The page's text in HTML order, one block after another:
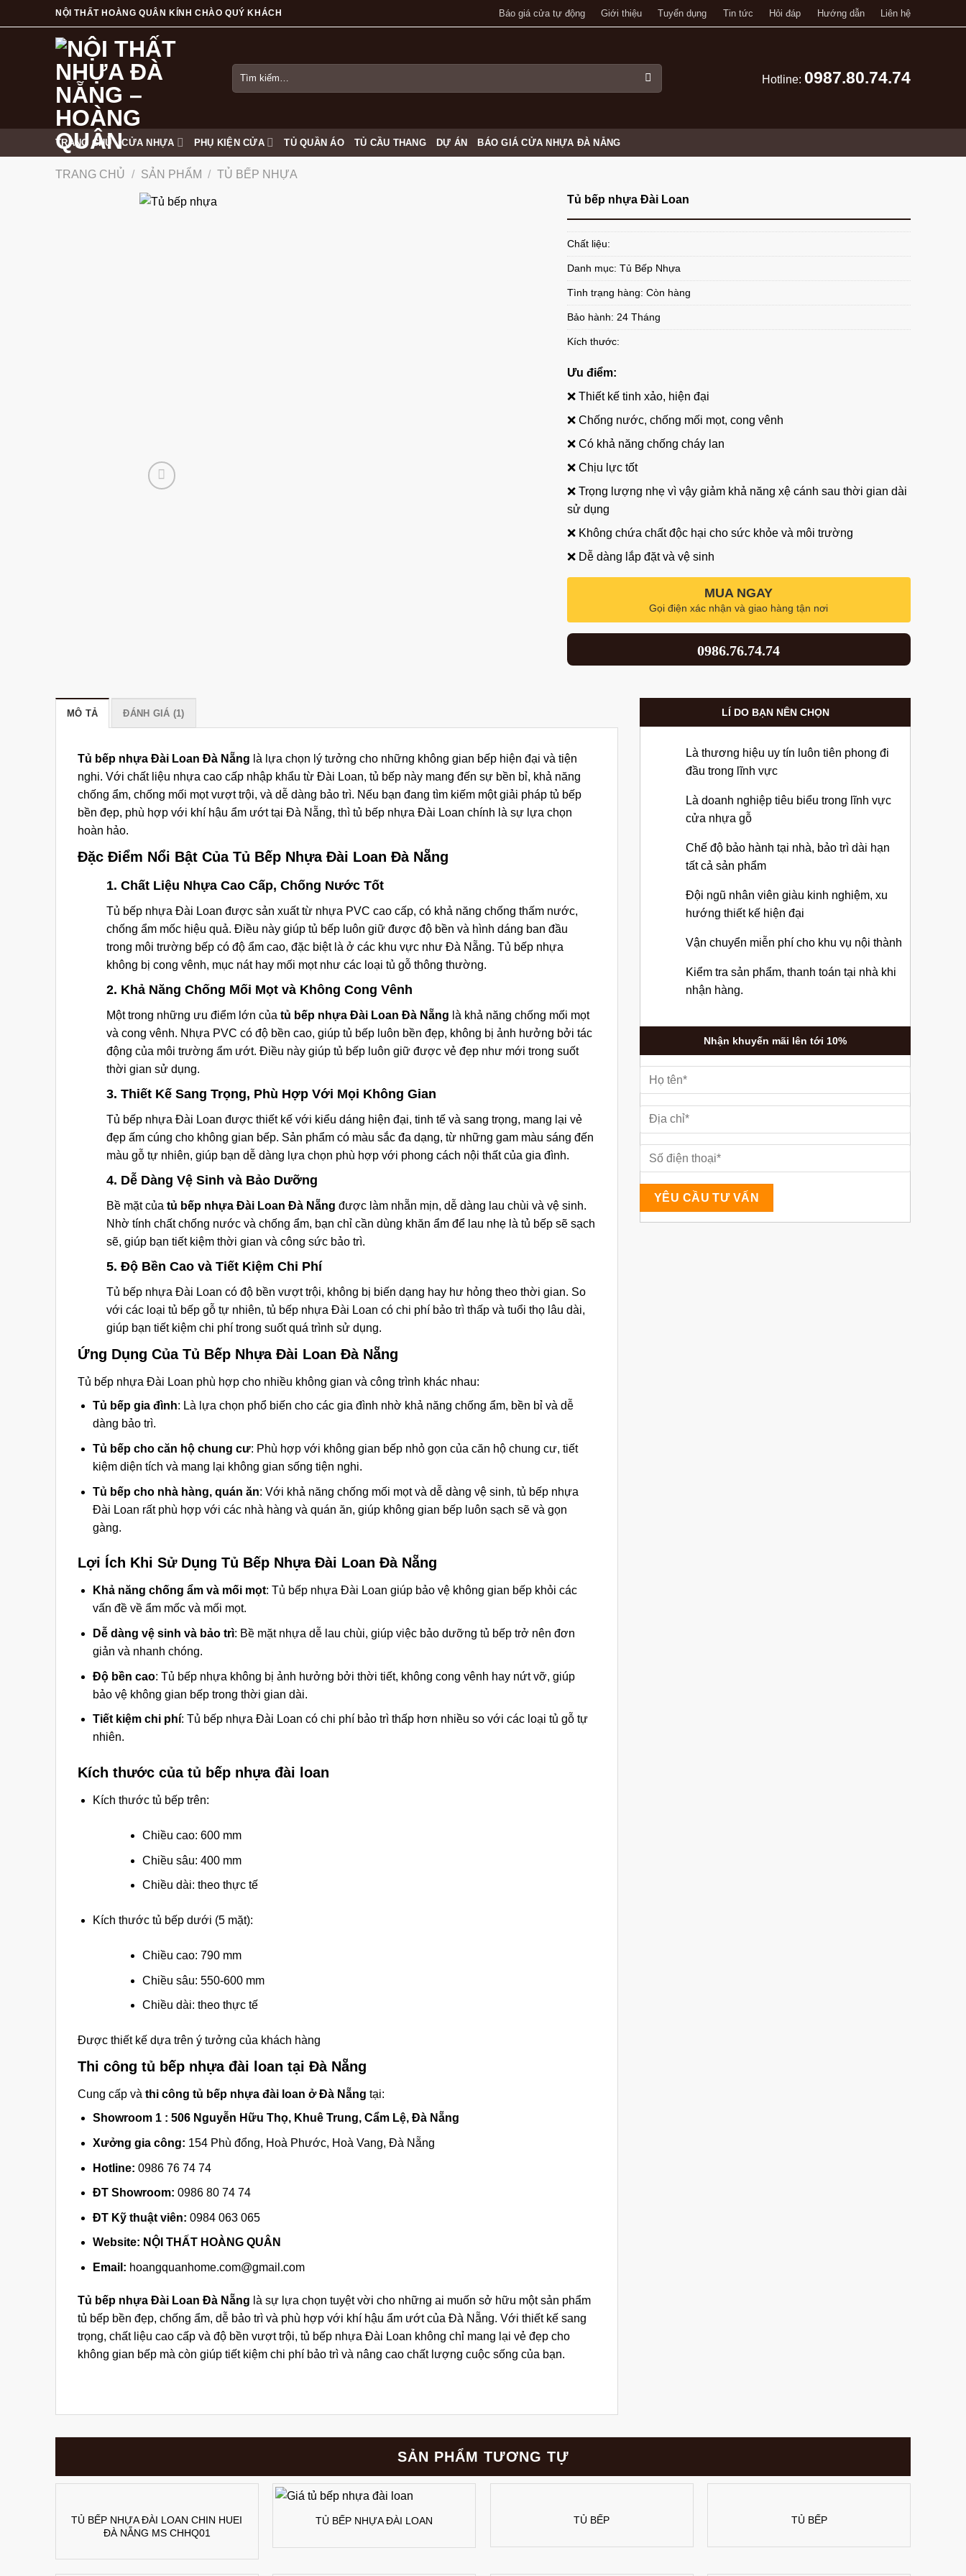
to
NỘI THẤT HOÀNG QUÂN KÍNH CHÀO QUÝ KHÁCH Báo giá cửa tự động Giới thiệu Tuyển dụng Tin tức Hỏi đáp Hướng dẫn Liên hệ
Tìm
kiếm:
Hotline: 0987.80.74.74
TRANG CHỦ CỬA NHỰA PHỤ KIỆN CỬA TỦ QUẦN ÁO TỦ CẦU THANG DỰ ÁN BÁO GIÁ CỬA NHỰA ĐÀ NẴNG
TRANG CHỦ / SẢN PHẨM / TỦ BẾP NHỰA
Tủ bếp nhựa Đài Loan
Chất liệu:
Danh mục: Tủ Bếp Nhựa
Tình trạng hàng: Còn hàng
Bảo hành: 24 Tháng
Kích thước:
Ưu điểm:
❌ Thiết kế tinh xảo, hiện đại
❌ Chống nước, chống mối mọt, cong vênh
❌ Có khả năng chống cháy lan
❌ Chịu lực tốt
❌ Trọng lượng nhẹ vì vậy giảm khả năng xệ cánh sau thời gian dài
sử dụng
❌ Không chứa chất độc hại cho sức khỏe và môi trường
❌ Dễ dàng lắp đặt và vệ sinh
MUA NGAY
Gọi điện xác nhận và giao hàng tận nơi
0986.76.74.74
MÔ TẢ ĐÁNH GIÁ (1)
Tủ bếp nhựa Đài Loan Đà Nẵng là lựa chọn lý tưởng cho những không gian bếp hiện đại và tiện
nghi. Với chất liệu nhựa cao cấp nhập khẩu từ Đài Loan, tủ bếp này mang đến sự bền bỉ, khả năng
chống ẩm, chống mối mọt vượt trội, và dễ dàng bảo trì. Nếu bạn đang tìm kiếm một giải pháp tủ bếp
bền đẹp, phù hợp với khí hậu ẩm ướt tại Đà Nẵng, thì tủ bếp nhựa Đài Loan chính là sự lựa chọn
hoàn hảo.
Đặc Điểm Nổi Bật Của Tủ Bếp Nhựa Đài Loan Đà Nẵng
1. Chất Liệu Nhựa Cao Cấp, Chống Nước Tốt
Tủ bếp nhựa Đài Loan được sản xuất từ nhựa PVC cao cấp, có khả năng chống thấm nước,
chống ẩm mốc hiệu quả. Điều này giúp tủ bếp luôn giữ được độ bền và hình dáng ban đầu
trong môi trường bếp có độ ẩm cao, đặc biệt là ở các khu vực như Đà Nẵng. Tủ bếp nhựa
không bị cong vênh, mục nát hay mối mọt như các loại tủ gỗ thông thường.
2. Khả Năng Chống Mối Mọt và Không Cong Vênh
Một trong những ưu điểm lớn của tủ bếp nhựa Đài Loan Đà Nẵng là khả năng chống mối mọt
và cong vênh. Nhựa PVC có độ bền cao, giúp tủ bếp luôn bền đẹp, không bị ảnh hưởng bởi tác
động của môi trường ẩm ướt. Điều này giúp tủ bếp luôn giữ được vẻ đẹp như mới trong suốt
thời gian sử dụng.
3. Thiết Kế Sang Trọng, Phù Hợp Với Mọi Không Gian
Tủ bếp nhựa Đài Loan được thiết kế với kiểu dáng hiện đại, tinh tế và sang trọng, mang lại vẻ
đẹp ấm cúng cho không gian bếp. Sản phẩm có màu sắc đa dạng, từ những gam màu sáng đến
màu gỗ tự nhiên, giúp bạn dễ dàng lựa chọn phù hợp với phong cách nội thất của gia đình.
4. Dễ Dàng Vệ Sinh và Bảo Dưỡng
Bề mặt của tủ bếp nhựa Đài Loan Đà Nẵng được làm nhẵn mịn, dễ dàng lau chùi và vệ sinh.
Nhờ tính chất chống nước và chống ẩm, bạn chỉ cần dùng khăn ẩm để lau nhẹ là tủ bếp sẽ sạch
sẽ, giúp bạn tiết kiệm thời gian và công sức bảo trì.
5. Độ Bền Cao và Tiết Kiệm Chi Phí
Tủ bếp nhựa Đài Loan có độ bền vượt trội, không bị biến dạng hay hư hỏng theo thời gian. So
với các loại tủ bếp gỗ tự nhiên, tủ bếp nhựa Đài Loan có chi phí bảo trì thấp và tuổi thọ lâu dài,
giúp bạn tiết kiệm chi phí trong suốt quá trình sử dụng.
Ứng Dụng Của Tủ Bếp Nhựa Đài Loan Đà Nẵng
Tủ bếp nhựa Đài Loan phù hợp cho nhiều không gian và công trình khác nhau:
Tủ bếp gia đình: Là lựa chọn phổ biến cho các gia đình nhờ khả năng chống ẩm, bền bỉ và dễ
dàng bảo trì.
Tủ bếp cho căn hộ chung cư: Phù hợp với không gian bếp nhỏ gọn của căn hộ chung cư, tiết
kiệm diện tích và mang lại không gian sống tiện nghi.
Tủ bếp cho nhà hàng, quán ăn: Với khả năng chống mối mọt và dễ dàng vệ sinh, tủ bếp nhựa
Đài Loan rất phù hợp với các nhà hàng và quán ăn, giúp không gian bếp luôn sạch sẽ và gọn
gàng.
Lợi Ích Khi Sử Dụng Tủ Bếp Nhựa Đài Loan Đà Nẵng
Khả năng chống ẩm và mối mọt: Tủ bếp nhựa Đài Loan giúp bảo vệ không gian bếp khỏi các
vấn đề về ẩm mốc và mối mọt.
Dễ dàng vệ sinh và bảo trì: Bề mặt nhựa dễ lau chùi, giúp việc bảo dưỡng tủ bếp trở nên đơn
giản và nhanh chóng.
Độ bền cao: Tủ bếp nhựa không bị ảnh hưởng bởi thời tiết, không cong vênh hay nứt vỡ, giúp
bảo vệ không gian bếp trong thời gian dài.
Tiết kiệm chi phí: Tủ bếp nhựa Đài Loan có chi phí bảo trì thấp hơn nhiều so với các loại tủ gỗ tự
nhiên.
Kích thước của tủ bếp nhựa đài loan
Kích thước tủ bếp trên:
Chiều cao: 600 mm
Chiều sâu: 400 mm
Chiều dài: theo thực tế
Kích thước tủ bếp dưới (5 mặt):
Chiều cao: 790 mm
Chiều sâu: 550-600 mm
Chiều dài: theo thực tế
Được thiết kế dựa trên ý tưởng của khách hàng
Thi công tủ bếp nhựa đài loan tại Đà Nẵng
Cung cấp và thi công tủ bếp nhựa đài loan ở Đà Nẵng tại:
Showroom 1 : 506 Nguyễn Hữu Thọ, Khuê Trung, Cẩm Lệ, Đà Nẵng
Xưởng gia công: 154 Phù đổng, Hoà Phước, Hoà Vang, Đà Nẵng
Hotline: 0986 76 74 74
ĐT Showroom: 0986 80 74 74
ĐT Kỹ thuật viên: 0984 063 065
Website: NỘI THẤT HOÀNG QUÂN
Email: hoangquanhome.com@gmail.com
Tủ bếp nhựa Đài Loan Đà Nẵng là sự lựa chọn tuyệt vời cho những ai muốn sở hữu một sản phẩm
tủ bếp bền đẹp, chống ẩm, dễ bảo trì và phù hợp với khí hậu ẩm ướt của Đà Nẵng. Với thiết kế sang
trọng, chất liệu cao cấp và độ bền vượt trội, tủ bếp nhựa Đài Loan không chỉ mang lại vẻ đẹp cho
không gian bếp mà còn giúp tiết kiệm chi phí bảo trì và nâng cao chất lượng cuộc sống của bạn.
LÍ DO BẠN NÊN CHỌN
Là thương hiệu uy tín luôn tiên phong đi
đầu trong lĩnh vực
Là doanh nghiệp tiêu biểu trong lĩnh vực
cửa nhựa gỗ
Chế độ bảo hành tại nhà, bảo trì dài hạn
tất cả sản phẩm
Đội ngũ nhân viên giàu kinh nghiệm, xu
hướng thiết kế hiện đại
Vận chuyển miễn phí cho khu vụ nội thành
Kiểm tra sản phẩm, thanh toán tại nhà khi
nhận hàng.
Nhận khuyến mãi lên tới 10%
SẢN PHẨM TƯƠNG TỰ
TỦ BẾP NHỰA ĐÀI LOAN CHIN HUEI
ĐÀ NẴNG MS CHHQ01
TỦ BẾP NHỰA ĐÀI LOAN TỦ BẾP TỦ BẾP